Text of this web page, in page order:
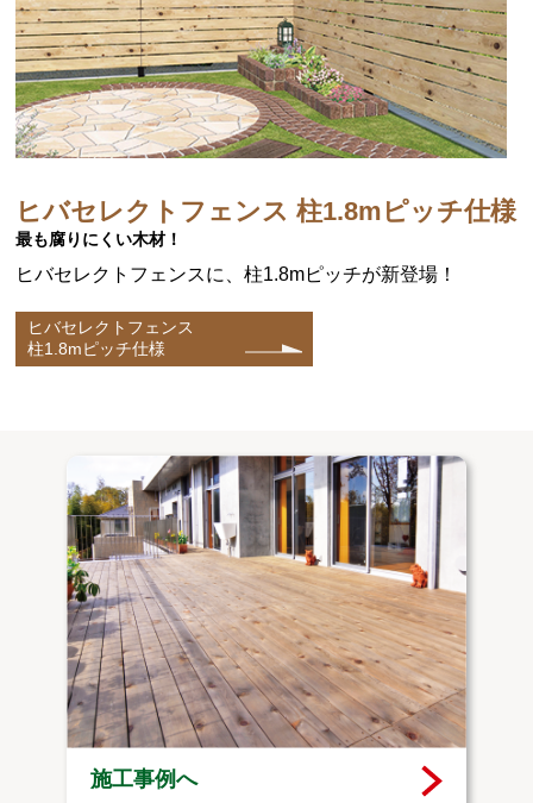
ヒバセレクトフェンス 柱1.8mピッチ仕様
最も腐りにくい木材！
ヒバセレクトフェンスに、柱1.8mピッチが新登場！
ヒバセレクトフェンス
柱1.8mピッチ仕様
施工事例へ